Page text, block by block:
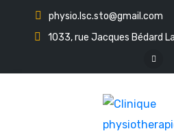
physio.lsc.sto@gmail.com
1033, rue Jacques Bédard